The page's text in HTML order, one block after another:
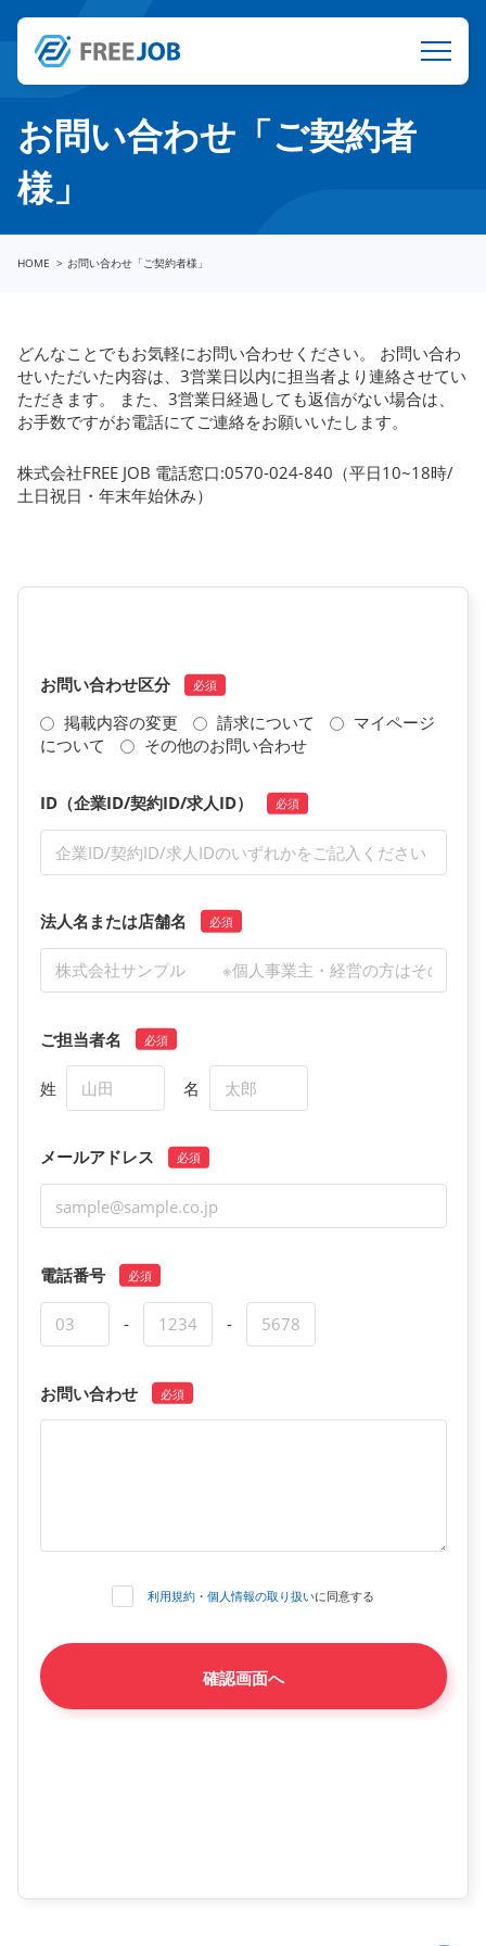
お問い合わせ「ご契約者
様」
HOME お問い合わせ「ご契約者様」
どんなことでもお気軽にお問い合わせください。 お問い合わ
せいただいた内容は、3営業日以内に担当者より連絡させてい
ただきます。 また、3営業日経過しても返信がない場合は、
お手数ですがお電話にてご連絡をお願いいたします。
株式会社FREE JOB 電話窓口:0570-024-840（平日10~18時/
土日祝日・年末年始休み）
お問い合わせ区分
掲載内容の変更
請求について
マイページ
について
その他のお問い合わせ
ID（企業ID/契約ID/求人ID）
法人名または店舗名
ご担当者名
姓 名
メールアドレス
電話番号
- -
お問い合わせ
利用規約・ 個人情報の取り扱いに同意する